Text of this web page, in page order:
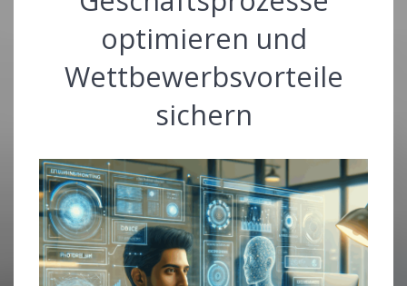
optimieren und
Wettbewerbsvorteile
sichern